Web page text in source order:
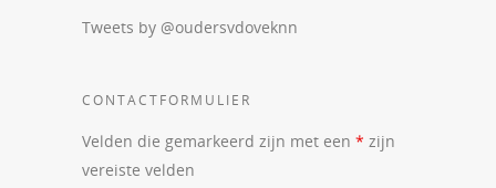
Tweets by @oudersvdoveknn
CONTACTFORMULIER
Velden die gemarkeerd zijn met een * zijn
vereiste velden